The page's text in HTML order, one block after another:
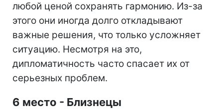
любой ценой сохранять гармонию. Из-за
этого они иногда долго откладывают
важные решения, что только усложняет
ситуацию. Несмотря на это,
дипломатичность часто спасает их от
серьезных проблем.
6 место - Близнецы